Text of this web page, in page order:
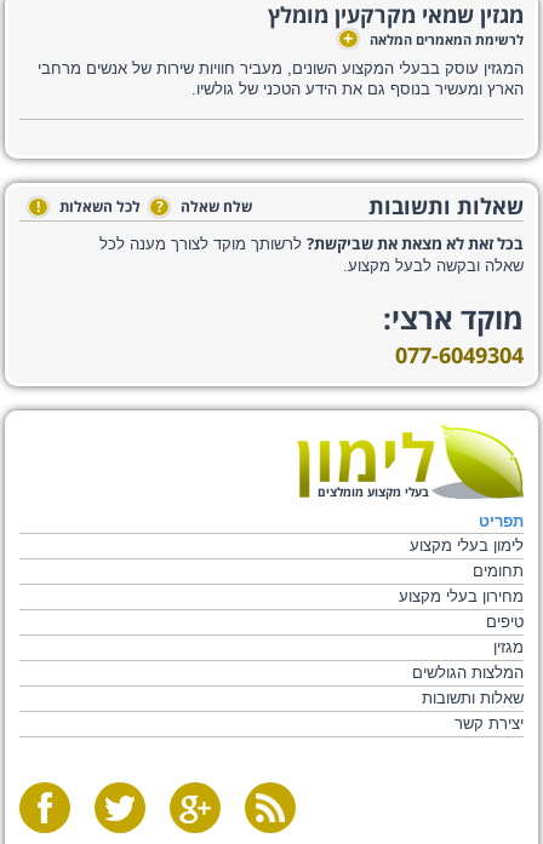
מגזין שמאי מקרקעין מומלץ
לרשימת המאמרים המלאה +
המגזין עוסק בבעלי המקצוע השונים, מעביר חוויות שירות של אנשים מרחבי
הארץ ומעשיר בנוסף גם את הידע הטכני של גולשיו.
שאלות ותשובות לכל השאלות ! שלח שאלה ?
בכל זאת לא מצאת את שביקשת? לרשותך מוקד לצורך מענה לכל
שאלה ובקשה לבעל מקצוע.
מוקד ארצי:
077-6049304
בעלי מקצוע מומלצים
תפריט
לימון בעלי מקצוע
תחומים
מחירון בעלי מקצוע
טיפים
מגזין
המלצות הגולשים
שאלות ותשובות
יצירת קשר